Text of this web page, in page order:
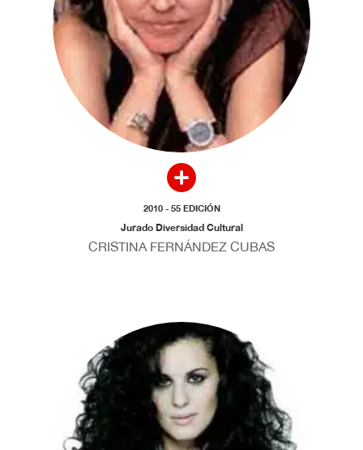
2010 - 55 EDICIÓN
Jurado Diversidad Cultural
CRISTINA FERNÁNDEZ CUBAS